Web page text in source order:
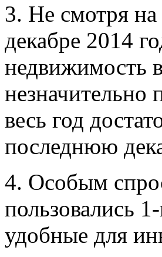
3. Не смотря на
декабре 2014
недвижимость
незначительно
весь год
последнюю
4. Особым
пользовались
удобные для